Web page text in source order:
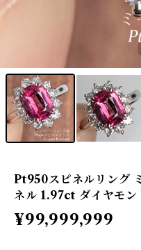
Pt950スピネルリング
ネル 1.97ct ダイヤモ
¥99,999,999